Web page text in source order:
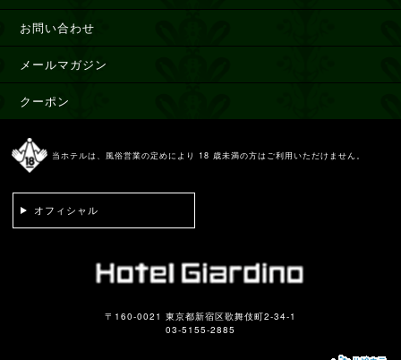
お問い合わせ
メールマガジン
クーポン
当ホテルは、風俗営業の定めにより 18 歳未満の方はご利用いただけません。
オフィシャル
〒160-0021 東京都新宿区歌舞伎町2-34-1
03-5155-2885